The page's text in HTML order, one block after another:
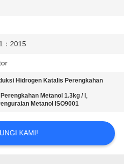
：2015
Hidrogen Katalis Perengkahan
Metanol 1.3kg / l ,
Metanol ISO9001
KAMI!